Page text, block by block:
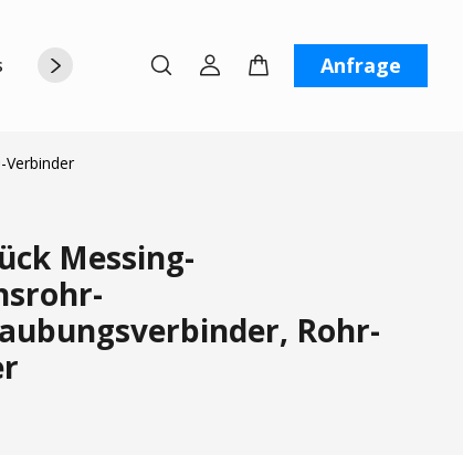
Über uns Kontaktiere unsAnfrage
Verbinder
Messing-
Rohr-